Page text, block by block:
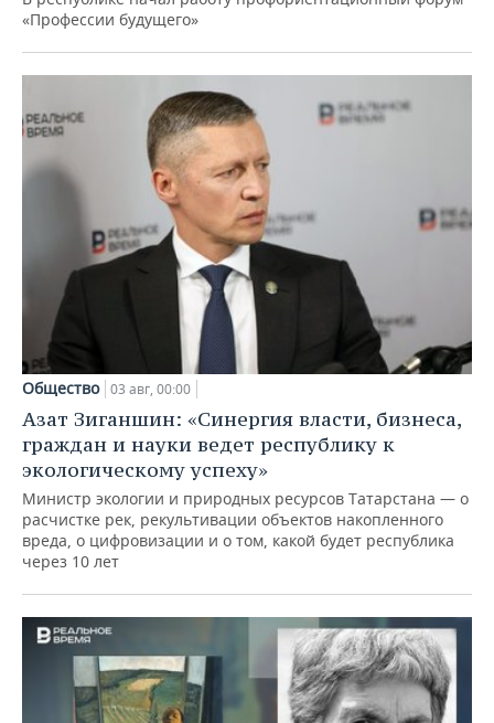
«Профессии будущего»
Общество 03 авг, 00:00
Азат Зиганшин: «Синергия власти, бизнеса,
граждан и науки ведет республику к
экологическому успеху»
Министр экологии и природных ресурсов Татарстана — о
расчистке рек, рекультивации объектов накопленного
вреда, о цифровизации и о том, какой будет республика
через 10 лет